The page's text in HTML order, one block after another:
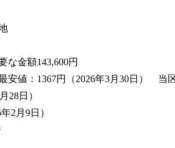
な金額143,600円
値：1367円（2026年3月30日） 当
28日）
2月9日）